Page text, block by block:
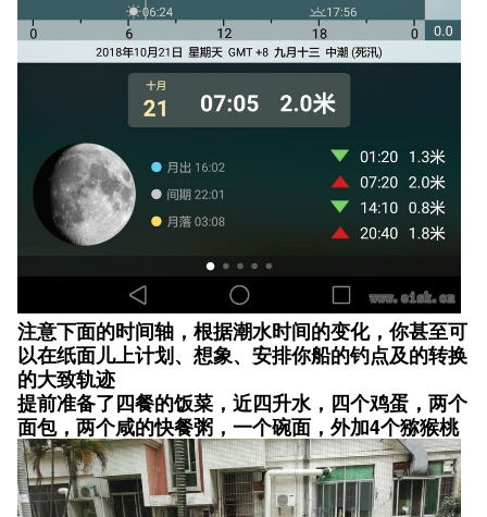
注意下面的时间轴，根据潮水时间的变化，你甚至可
以在纸面儿上计划、想象、安排你船的钓点及的转换
的大致轨迹
提前准备了四餐的饭菜，近四升水，四个鸡蛋，两个
面包，两个咸的快餐粥，一个碗面，外加4个猕猴桃